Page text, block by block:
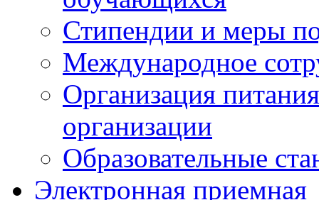
Стипендии и меры
Международное
Организация
организации
Образовательные
Электронная приемная